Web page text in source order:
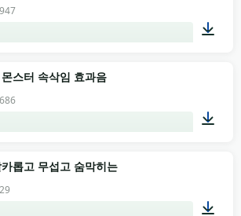
947
스터 속삭임 효과음
686
롭고 무섭고 숨막히는